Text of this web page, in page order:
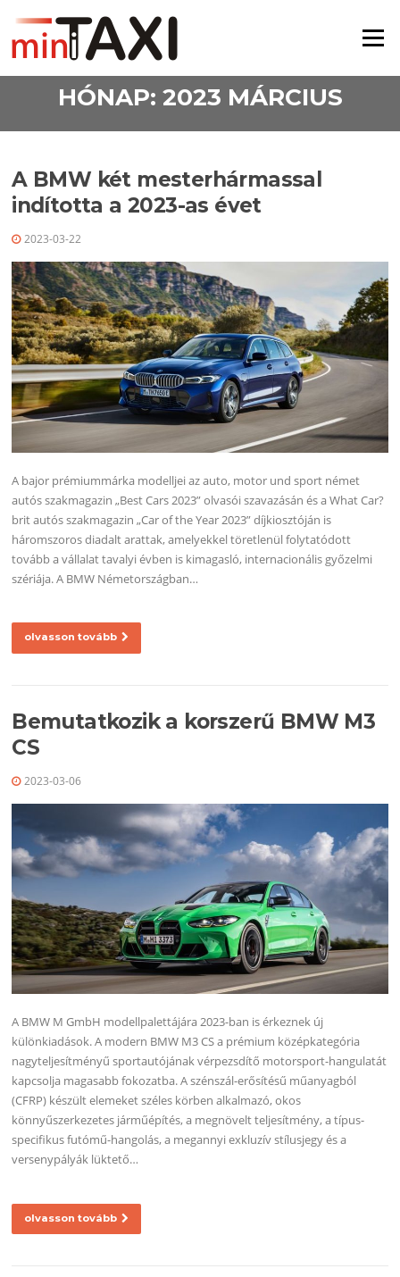
Menü
HÓNAP: 2023 MÁRCIUS
A BMW két mesterhármassal
indította a 2023-as évet
2023-03-22
A bajor prémiummárka modelljei az auto, motor und sport német
autós szakmagazin „Best Cars 2023” olvasói szavazásán és a What Car?
brit autós szakmagazin „Car of the Year 2023” díjkiosztóján is
háromszoros diadalt arattak, amelyekkel töretlenül folytatódott
tovább a vállalat tavalyi évben is kimagasló, internacionális győzelmi
szériája. A BMW Németországban…
olvasson tovább
Bemutatkozik a korszerű BMW M3
CS
2023-03-06
A BMW M GmbH modellpalettájára 2023-ban is érkeznek új
különkiadások. A modern BMW M3 CS a prémium középkategória
nagyteljesítményű sportautójának vérpezsdítő motorsport-hangulatát
kapcsolja magasabb fokozatba. A szénszál-erősítésű műanyagból
(CFRP) készült elemeket széles körben alkalmazó, okos
könnyűszerkezetes járműépítés, a megnövelt teljesítmény, a típus-
specifikus futómű-hangolás, a megannyi exkluzív stílusjegy és a
versenypályák lüktető…
olvasson tovább